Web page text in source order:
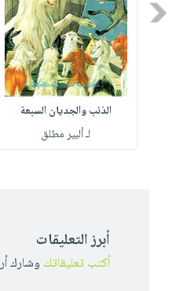
Previous
الذئب والجديان السبعة
لـ ألبير مطلق
أبرز التعليقات
أكتب تعليقاتك وشارك